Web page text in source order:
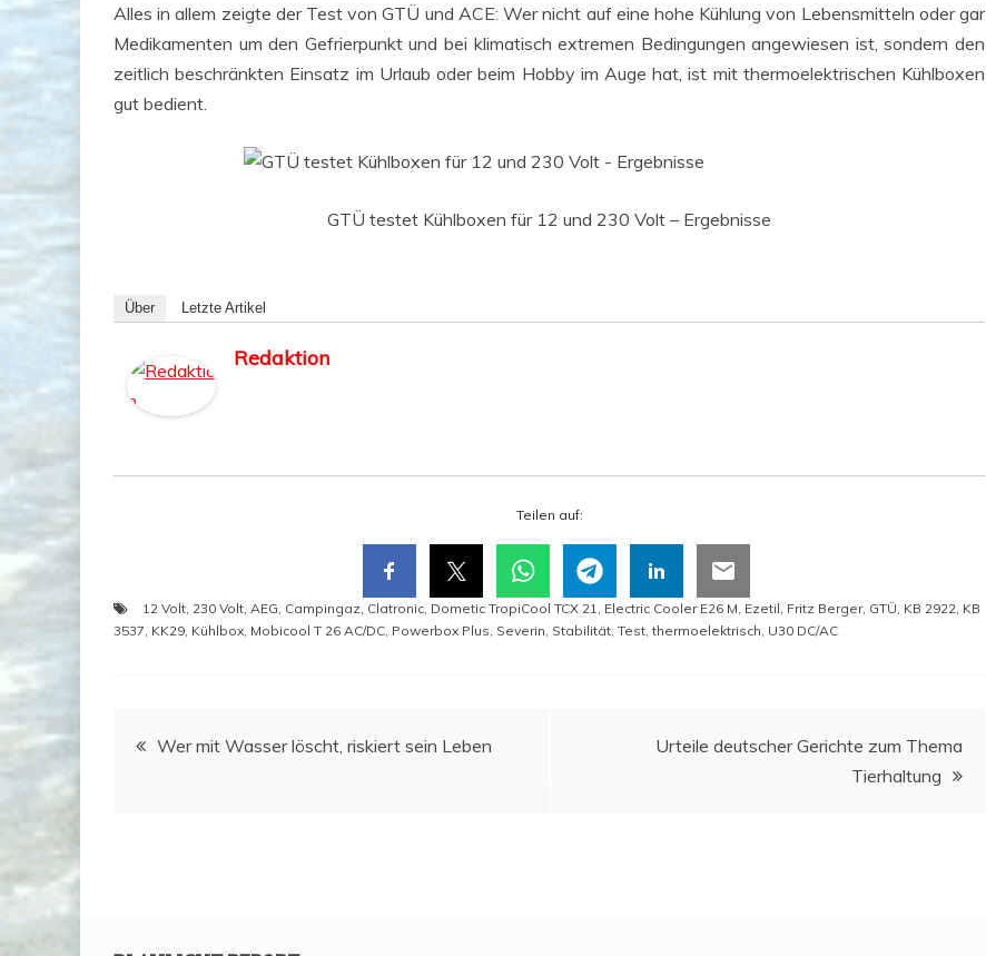
Alles in allem zeig­te der Test von GTÜ und ACE: Wer nicht auf eine hohe Küh­lung von Lebens­mit­teln oder gar
Medi­ka­men­ten um den Gefrier­punkt und bei kli­ma­tisch extre­men Bedin­gun­gen ange­wie­sen ist, son­dern den
zeit­lich beschränk­ten Ein­satz im Urlaub oder beim Hob­by im Auge hat, ist mit ther­mo­elek­tri­schen Kühl­bo­xen
gut bedient.
GTÜ tes­tet Kühl­bo­xen für 12 und 230 Volt – Ergebnisse
Über Letz­te Artikel
Redaktion
Tei­len auf:
12 Volt 230 Volt AEG Campingaz Clatronic Dometic TropiCool TCX 21 Electric Cooler E26 M Ezetil Fritz Berger, GTÜ KB 2922 KB
3537 KK29 Kühlbox Mobicool T 26 AC/DC Powerbox Plus Severin Stabilität Test ,thermoelektrisch U30 DC/AC
Beitragsnavigation
Wer mit Was­ser löscht, ris­kiert sein Leben
Urtei­le deut­scher Gerich­te zum The­ma
Tierhaltung